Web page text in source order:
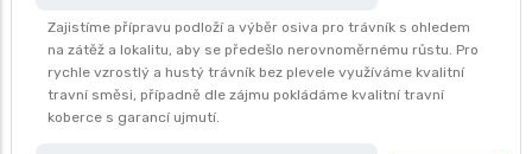
Zajistíme přípravu podloží a výběr osiva pro trávník s ohledem
na zátěž a lokalitu, aby se předešlo nerovnoměrnému růstu. Pro
rychle vzrostlý a hustý trávník bez plevele využíváme kvalitní
travní směsi, případně dle zájmu pokládáme kvalitní travní
koberce s garancí ujmutí.